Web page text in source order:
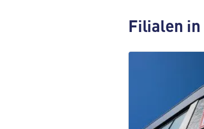
Filialen in